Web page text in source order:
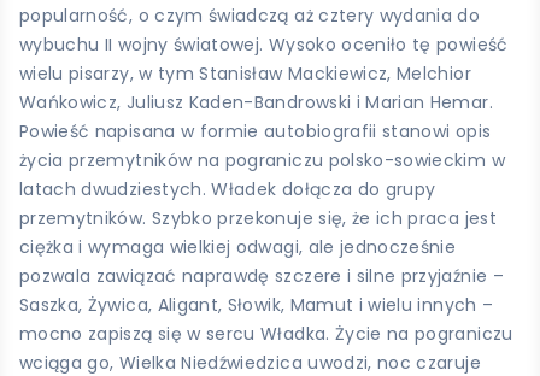
popularność, o czym świadczą aż cztery wydania do
wybuchu II wojny światowej. Wysoko oceniło tę powieść
wielu pisarzy, w tym Stanisław Mackiewicz, Melchior
Wańkowicz, Juliusz Kaden-Bandrowski i Marian Hemar.
Powieść napisana w formie autobiografii stanowi opis
życia przemytników na pograniczu polsko-sowieckim w
latach dwudziestych. Władek dołącza do grupy
przemytników. Szybko przekonuje się, że ich praca jest
ciężka i wymaga wielkiej odwagi, ale jednocześnie
pozwala zawiązać naprawdę szczere i silne przyjaźnie –
Saszka, Żywica, Aligant, Słowik, Mamut i wielu innych –
mocno zapiszą się w sercu Władka. Życie na pograniczu
wciąga go, Wielka Niedźwiedzica uwodzi, noc czaruje